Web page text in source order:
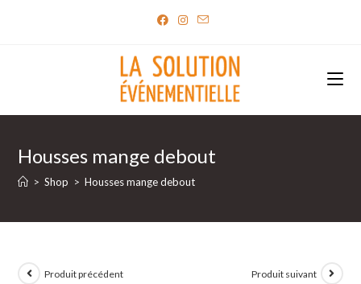
Housses mange debout
> Shop > Housses mange debout
Produit précédent Produit suivant